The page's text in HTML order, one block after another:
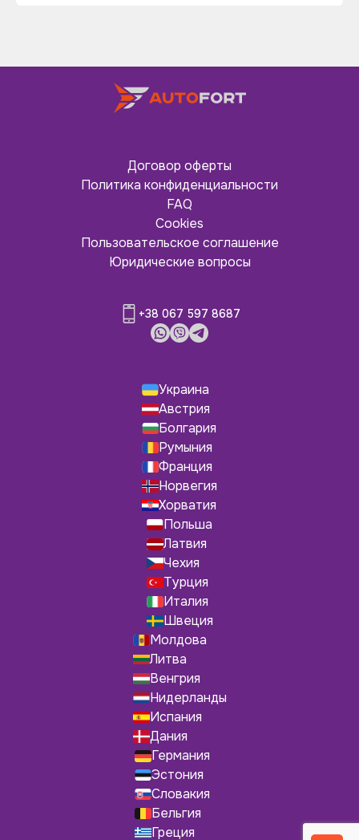
Договор оферты
Политика конфиденциальности
FAQ
Cookies
Пользовательское соглашение
Юридические вопросы
+38 067 597 8687
Украина
Австрия
Болгария
Румыния
Франция
Норвегия
Хорватия
Польша
Латвия
Чехия
Турция
Италия
Швеция
Молдова
Литва
Венгрия
Нидерланды
Испания
Дания
Германия
Эстония
Словакия
Бельгия
Греция